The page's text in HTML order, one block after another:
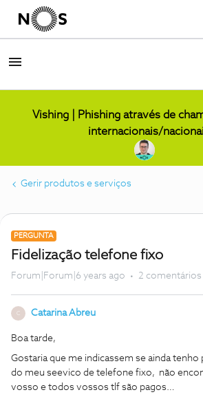
Vishing | Phishing através de
internacionais/
Gerir produtos e serviços
PERGUNTA
Fidelização telefone fixo
Forum|Forum|6 years ago 2 comentários
C Catarina Abreu
Boa tarde,
Gostaria que me indicassem se ainda tenho
do meu seevico de telefone fixo, não
vosso e todos vossos tlf são pagos…